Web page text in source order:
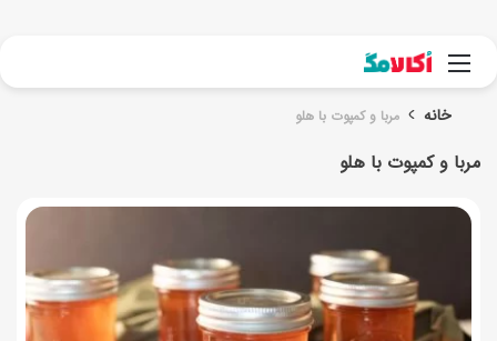
منو
خانه مربا و کمپوت با هلو
مربا و کمپوت با هلو